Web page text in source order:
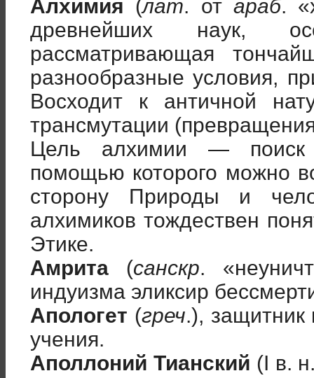
Алхимия (лат. от араб.
древнейших наук,
рассматривающая
разнообразные условия,
Восходит к античной
трансмутации
Цель алхимии — поиск
помощью которого можно
сторону Природы и
алхимиков тождествен
Этике.
Амрита (санскр.
индуизма эликсир
Апологет (греч.), защитник
учения.
Аполлоний Тианский (I в.